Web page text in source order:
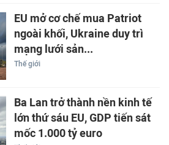
EU mở cơ chế mua Patriot
ngoài khối, Ukraine duy trì
mạng lưới sản...
Thế giới
Ba Lan trở thành nền kinh tế
lớn thứ sáu EU, GDP tiến sát
mốc 1.000 tỷ euro